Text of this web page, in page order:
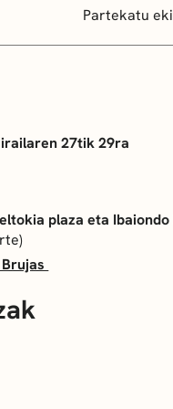
Partekatu
27tik 29ra
plaza eta Ibaiondo